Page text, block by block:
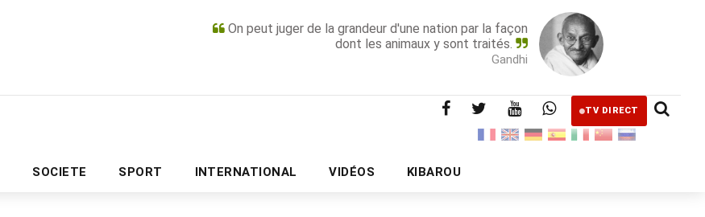
On peut juger de la grandeur d'une nation par la façon
dont les animaux y sont traités.
Gandhi
TV DIRECT
SOCIETE SPORT INTERNATIONAL VIDÉOS KIBAROU
PUBLICITÉ